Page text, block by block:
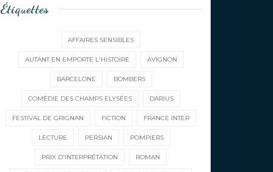
Étiquettes
AFFAIRES SENSIBLES
AUTANT EN EMPORTE L'HISTOIRE AVIGNON
BARCELONE BOMBERS
COMÉDIE DES CHAMPS ELYSÉES DARIUS
FESTIVAL DE GRIGNAN FICTION FRANCE INTER
LECTURE PERSIAN POMPIERS
PRIX D'INTERPRÉTATION ROMAN